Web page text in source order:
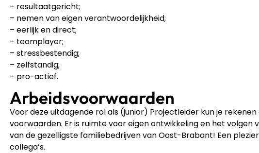
– resultaatgericht;
– nemen van eigen verantwoordelijkheid;
– eerlijk en direct;
– teamplayer;
– stressbestendig;
– zelfstandig;
– pro-actief.
Arbeidsvoorwaarden
Voor deze uitdagende rol als (junior) Projectleider kun je
voorwaarden. Er is ruimte voor eigen ontwikkeling en het volgen
van de gezelligste familiebedrijven van Oost-Brabant! Een
collega’s.